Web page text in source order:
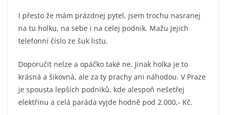
I přesto že mám prázdnej pytel, jsem trochu nasranej
na tu holku, na sebe i na celej podnik. Mažu jejich
telefonní číslo ze šuk listu.
Doporučit nelze a opáčko také ne. Jinak holka je to
krásná a šikovná, ale za ty prachy ani náhodou. V Praze
je spousta lepších podniků, kde alespoň nešetřej
elektřinu a celá paráda vyjde hodně pod 2.000,- Kč.